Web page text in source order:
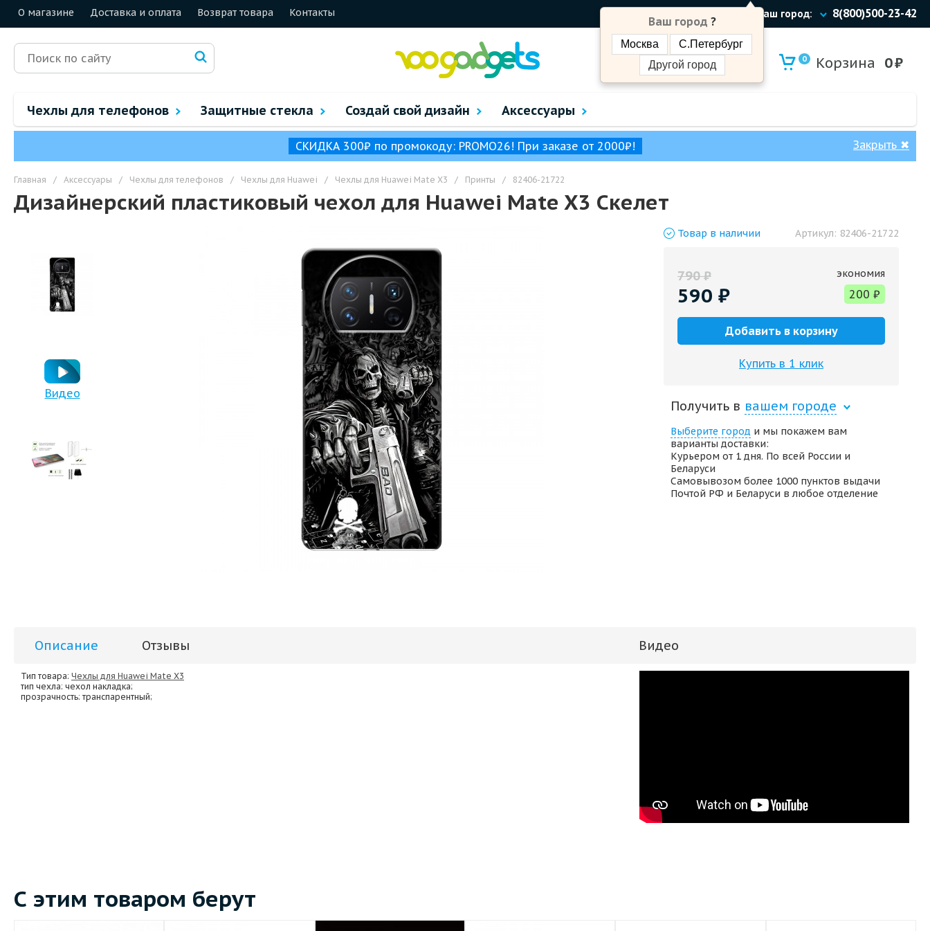
О магазине Доставка и оплата Возврат товара Контакты Ваш город:
Ваш город ?
Москва
С.Петербург
Другой город
8(800)500-23-42
0 Корзина 0₽
Чехлы для телефонов Защитные стекла Создай свой дизайн Аксессуары
СКИДКА 300₽ по промокоду: PROMO26! При заказе от 2000₽! Закрыть ✖
Главная / Аксессуары / Чехлы для телефонов / Чехлы для Huawei / Чехлы для Huawei Mate X3 / Принты / 82406-21722
Дизайнерский пластиковый чехол для Huawei Mate X3 Скелет
Видео
Товар в наличии Артикул: 82406-21722
790₽
590 ₽
экономия
200 ₽
Добавить в корзину
Купить в 1 клик
Получить в вашем городе
Выберите город и мы покажем вам
варианты доставки:
Курьером от 1 дня. По всей России и
Беларуси
Самовывозом более 1000 пунктов выдачи
Почтой РФ и Беларуси в любое отделение
Описание Отзывы Видео
Тип товара: Чехлы для Huawei Mate X3
тип чехла: чехол накладка;
прозрачность: транспарентный;
С этим товаром берут